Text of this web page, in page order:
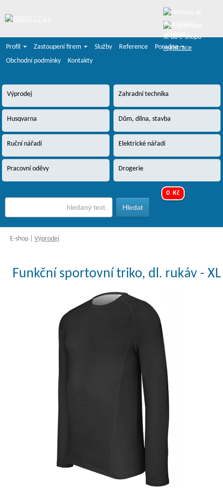
registrace
Profil
Zastoupení firem Služby Reference
Poradna
Obchodní podmínky
Kontakty
Výprodej Zahradní technika
Husqvarna Dům, dílna, stavba
Ruční nářadí Elektrické nářadí
Pracovní oděvy Drogerie
0 Kč
E-shop Výprodej
Funkční sportovní triko, dl. rukáv - XL